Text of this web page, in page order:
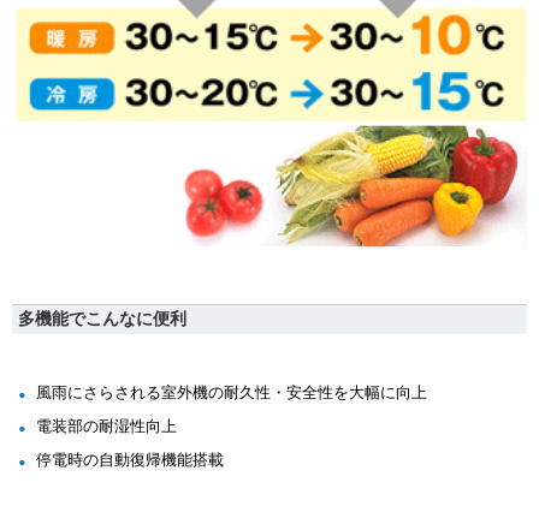
多機能でこんなに便利
風雨にさらされる室外機の耐久性・安全性を大幅に向上
電装部の耐湿性向上
停電時の自動復帰機能搭載